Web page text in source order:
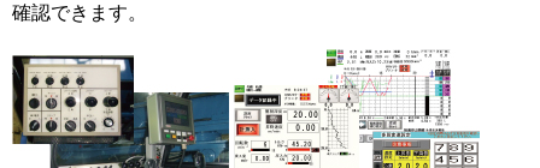
確認できます。